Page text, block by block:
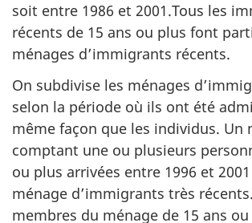
soit entre 1986 et 2001.Tous les
récents de 15 ans ou plus font
ménages d’immigrants récents.
On subdivise les ménages
selon la période où ils ont été
même façon que les individus. Un
comptant une ou plusieurs
ou plus arrivées entre 1996 et
ménage d’immigrants très
membres du ménage de 15 ans